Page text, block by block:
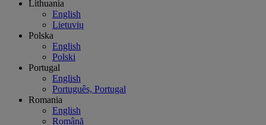
Lithuania
English
Lietuvių
Polska
English
Polski
Portugal
English
Português, Portugal
Romania
English
Română